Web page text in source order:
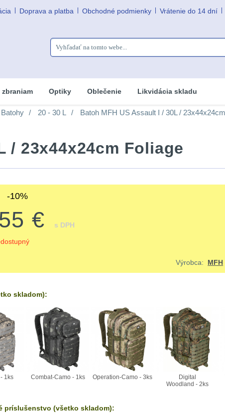
Doprava a platba Obchodné podmienky Vrátenie do 14 dní
Optiky Oblečenie Likvidácia skladu
Batohy 20 - 30 L Batoh MFH US Assault I / 30L / 23x44x24cm
/ 23x44x24cm Foliage
-10%
€ s DPH
Výrobca: MFH
skladom):
1ks Combat-Camo - 1ks Operation-Camo - 3ks
Digital
Woodland - 2ks
príslušenstvo (všetko skladom):